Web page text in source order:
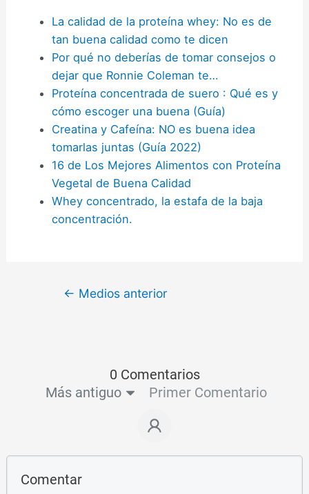
La calidad de la proteína whey: No es de
tan buena calidad como te dicen
Por qué no deberías de tomar consejos o
dejar que Ronnie Coleman te…
Proteína concentrada de suero : Qué es y
cómo escoger una buena (Guía)
Creatina y Cafeína: NO es buena idea
tomarlas juntas (Guía 2022)
16 de Los Mejores Alimentos con Proteína
Vegetal de Buena Calidad
Whey concentrado, la estafa de la baja
concentración.
← Medios anterior
0 Comentarios
Más antiguo
Primer Comentario